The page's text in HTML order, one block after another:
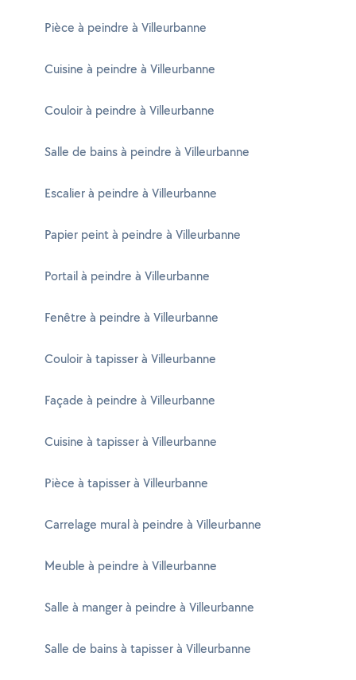
Pièce à peindre à Villeurbanne
Cuisine à peindre à Villeurbanne
Couloir à peindre à Villeurbanne
Salle de bains à peindre à Villeurbanne
Escalier à peindre à Villeurbanne
Papier peint à peindre à Villeurbanne
Portail à peindre à Villeurbanne
Fenêtre à peindre à Villeurbanne
Couloir à tapisser à Villeurbanne
Façade à peindre à Villeurbanne
Cuisine à tapisser à Villeurbanne
Pièce à tapisser à Villeurbanne
Carrelage mural à peindre à Villeurbanne
Meuble à peindre à Villeurbanne
Salle à manger à peindre à Villeurbanne
Salle de bains à tapisser à Villeurbanne